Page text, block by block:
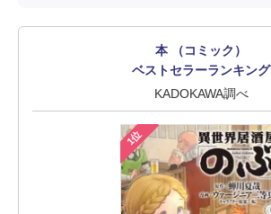
本 （コミック）
ベストセラーランキング
KADOKAWA調べ
1位